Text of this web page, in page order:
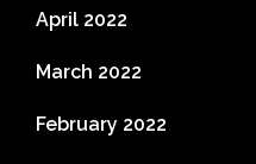
April 2022
March 2022
February 2022